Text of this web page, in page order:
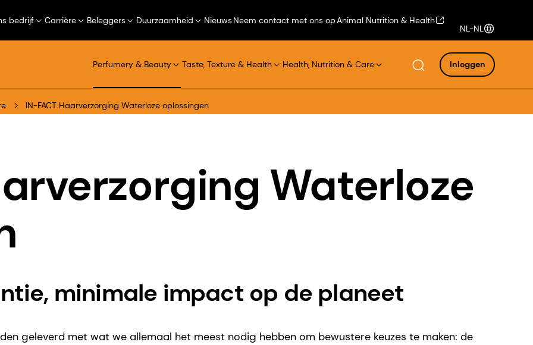
bedrijf Carrière Beleggers Duurzaamheid NieuwsNeem contact met ons opAnimal Nutrition & Health
NL-NL
Perfumery & Beauty Taste, Texture & Health Health, Nutrition & Care Inloggen
IN-FACT Haarverzorging Waterloze oplossingen
Waterloze
minimale impact op de planeet
geleverd met wat we allemaal het meest nodig hebben om bewustere keuzes te maken: de